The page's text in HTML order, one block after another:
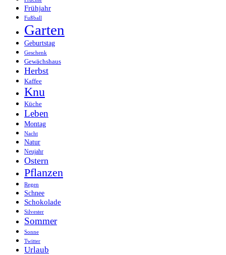
Frühjahr
Fußball
Garten
Geburtstag
Geschenk
Gewächshaus
Herbst
Kaffee
Knu
Küche
Leben
Montag
Nacht
Natur
Neujahr
Ostern
Pflanzen
Regen
Schnee
Schokolade
Silvester
Sommer
Sonne
Twitter
Urlaub